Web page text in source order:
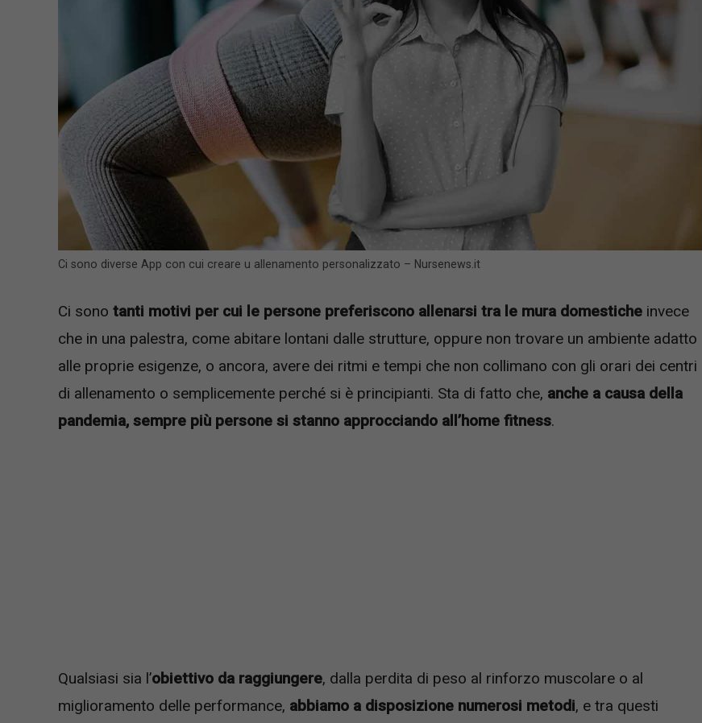
Ci sono diverse App con cui creare u allenamento personalizzato – Nursenews.it
Ci sono tanti motivi per cui le persone preferiscono allenarsi tra le mura domestiche invece
che in una palestra, come abitare lontani dalle strutture, oppure non trovare un ambiente adatto
alle proprie esigenze, o ancora, avere dei ritmi e tempi che non collimano con gli orari dei centri
di allenamento o semplicemente perché si è principianti. Sta di fatto che, anche a causa della
pandemia, sempre più persone si stanno approcciando all’home fitness.
Qualsiasi sia l’obiettivo da raggiungere, dalla perdita di peso al rinforzo muscolare o al
miglioramento delle performance, abbiamo a disposizione numerosi metodi, e tra questi